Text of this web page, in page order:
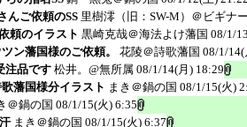
ご依頼のSS 里樹澪（旧：SW-M）＠ビギナ
頼のイラスト 黒崎克哉＠海法よけ藩国 08/1/
ン藩国様のご依頼。
花陵＠詩歌藩国 08/1/14(
注品です松井。@無所属 08/1/14(月) 18:29
藩国様分イラスト まき＠鍋の国 08/1/15(火)
＠鍋の国 08/1/15(火) 6:35
まき＠鍋の国 08/1/15(火) 6:37